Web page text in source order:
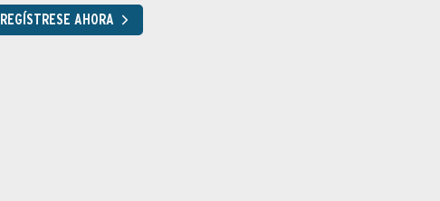
REGÍSTRESE AHORA